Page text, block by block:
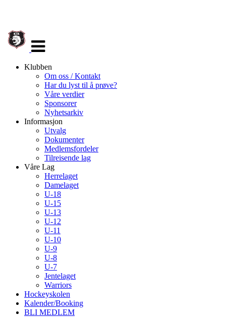
navigasjon
Klubben
Om oss / Kontakt
Har du lyst til å prøve?
Våre verdier
Sponsorer
Nyhetsarkiv
Informasjon
Utvalg
Dokumenter
Medlemsfordeler
Tilreisende lag
Våre Lag
Herrelaget
Damelaget
U-18
U-15
U-13
U-12
U-11
U-10
U-9
U-8
U-7
Jentelaget
Warriors
Hockeyskolen
Kalender/Booking
BLI MEDLEM